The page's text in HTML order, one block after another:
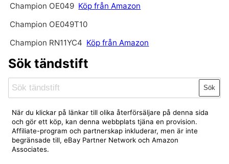
Champion OE049 Köp från Amazon
Champion OE049T10
Champion RN11YC4 Köp från Amazon
Sök tändstift
Sök
När du klickar på länkar till olika återförsäljare på denna sida
och gör ett köp, kan denna webbplats tjäna en provision.
Affiliate-program och partnerskap inkluderar, men är inte
begränsade till, eBay Partner Network och Amazon
Associates.